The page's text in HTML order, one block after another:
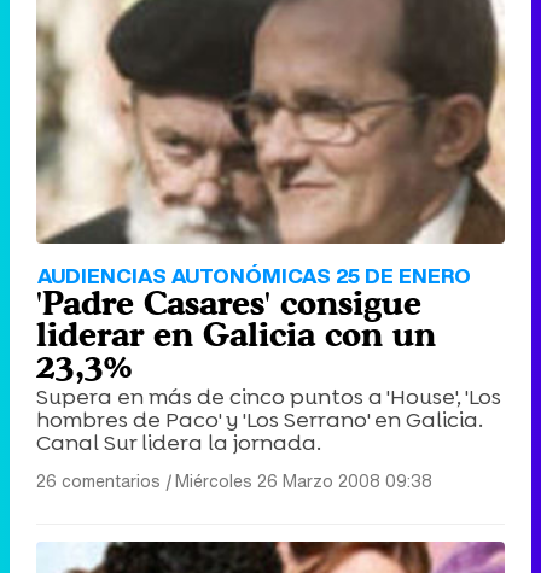
AUDIENCIAS AUTONÓMICAS 25 DE ENERO
'Padre Casares' consigue
liderar en Galicia con un
23,3%
Supera en más de cinco puntos a 'House', 'Los
hombres de Paco' y 'Los Serrano' en Galicia.
Canal Sur lidera la jornada.
26 comentarios |Miércoles 26 Marzo 2008 09:38